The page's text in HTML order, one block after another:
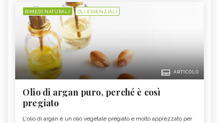
RIMEDI NATURALI OLI ESSENZIALI
ARTICOLO
Olio di argan puro, perché è così
pregiato
L'olio di argan è un olio vegetale pregiato e molto apprezzato per